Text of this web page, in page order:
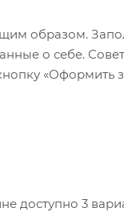
образом.
о себе.
«Оформить
доступно 3